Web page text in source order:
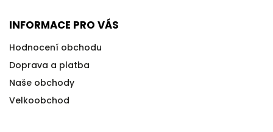
INFORMACE PRO VÁS
Hodnocení obchodu
Doprava a platba
Naše obchody
Velkoobchod